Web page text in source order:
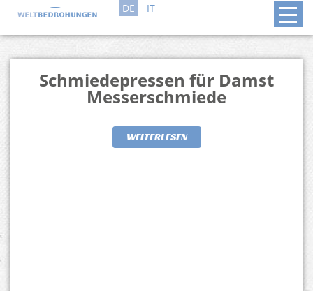
DE IT
Schmiedepressen für Damst
Messerschmiede
WEITERLESEN